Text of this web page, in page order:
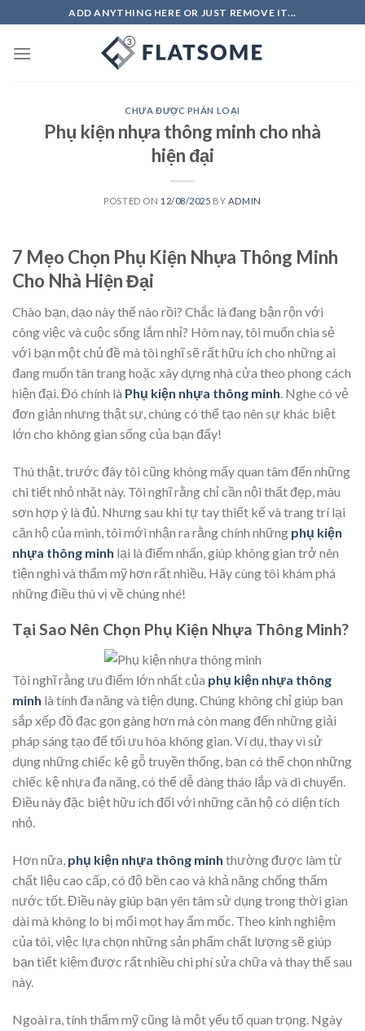
to
content
ADD ANYTHING HERE OR JUST REMOVE IT...
CHƯA ĐƯỢC PHÂN LOẠI
Phụ kiện nhựa thông minh cho nhà
hiện đại
POSTED ON 12/08/2025 BY ADMIN
7 Mẹo Chọn Phụ Kiện Nhựa Thông Minh
Cho Nhà Hiện Đại
Chào bạn, dạo này thế nào rồi? Chắc là đang bận rộn với
công việc và cuộc sống lắm nhỉ? Hôm nay, tôi muốn chia sẻ
với bạn một chủ đề mà tôi nghĩ sẽ rất hữu ích cho những ai
đang muốn tân trang hoặc xây dựng nhà cửa theo phong cách
hiện đại. Đó chính là Phụ kiện nhựa thông minh . Nghe có vẻ
đơn giản nhưng thật sự, chúng có thể tạo nên sự khác biệt
lớn cho không gian sống của bạn đấy!
Thú thật, trước đây tôi cũng không mấy quan tâm đến những
chi tiết nhỏ nhặt này. Tôi nghĩ rằng chỉ cần nội thất đẹp, màu
sơn hợp ý là đủ. Nhưng sau khi tự tay thiết kế và trang trí lại
căn hộ của mình, tôi mới nhận ra rằng chính những phụ kiện
nhựa thông minh lại là điểm nhấn, giúp không gian trở nên
tiện nghi và thẩm mỹ hơn rất nhiều. Hãy cùng tôi khám phá
những điều thú vị về chúng nhé!
Tại Sao Nên Chọn Phụ Kiện Nhựa Thông Minh?
Tôi nghĩ rằng ưu điểm lớn nhất của phụ kiện nhựa thông
minh là tính đa năng và tiện dụng. Chúng không chỉ giúp bạn
sắp xếp đồ đạc gọn gàng hơn mà còn mang đến những giải
pháp sáng tạo để tối ưu hóa không gian. Ví dụ, thay vì sử
dụng những chiếc kệ gỗ truyền thống, bạn có thể chọn những
chiếc kệ nhựa đa năng, có thể dễ dàng tháo lắp và di chuyển.
Điều này đặc biệt hữu ích đối với những căn hộ có diện tích
nhỏ.
Hơn nữa, phụ kiện nhựa thông minh thường được làm từ
chất liệu cao cấp, có độ bền cao và khả năng chống thấm
nước tốt. Điều này giúp bạn yên tâm sử dụng trong thời gian
dài mà không lo bị mối mọt hay ẩm mốc. Theo kinh nghiệm
của tôi, việc lựa chọn những sản phẩm chất lượng sẽ giúp
bạn tiết kiệm được rất nhiều chi phí sửa chữa và thay thế sau
này.
Ngoài ra, tính thẩm mỹ cũng là một yếu tố quan trọng. Ngày